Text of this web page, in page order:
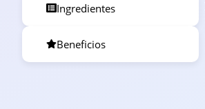
Ingredientes
Beneficios